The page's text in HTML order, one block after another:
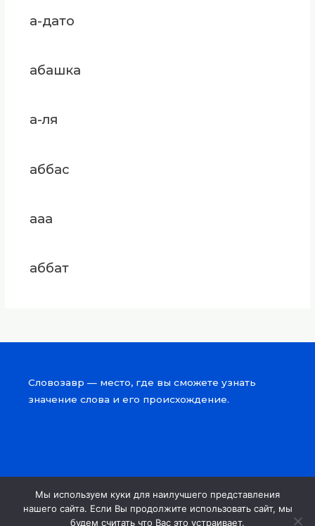
а-дато
абашка
а-ля
аббас
ааа
аббат
Словозавр — место, где вы сможете узнать
значение слова и его происхождение.
Copyright © 2026 Словозавр
Мы используем куки для наилучшего представления
нашего сайта. Если Вы продолжите использовать сайт, мы
будем считать что Вас это устраивает.